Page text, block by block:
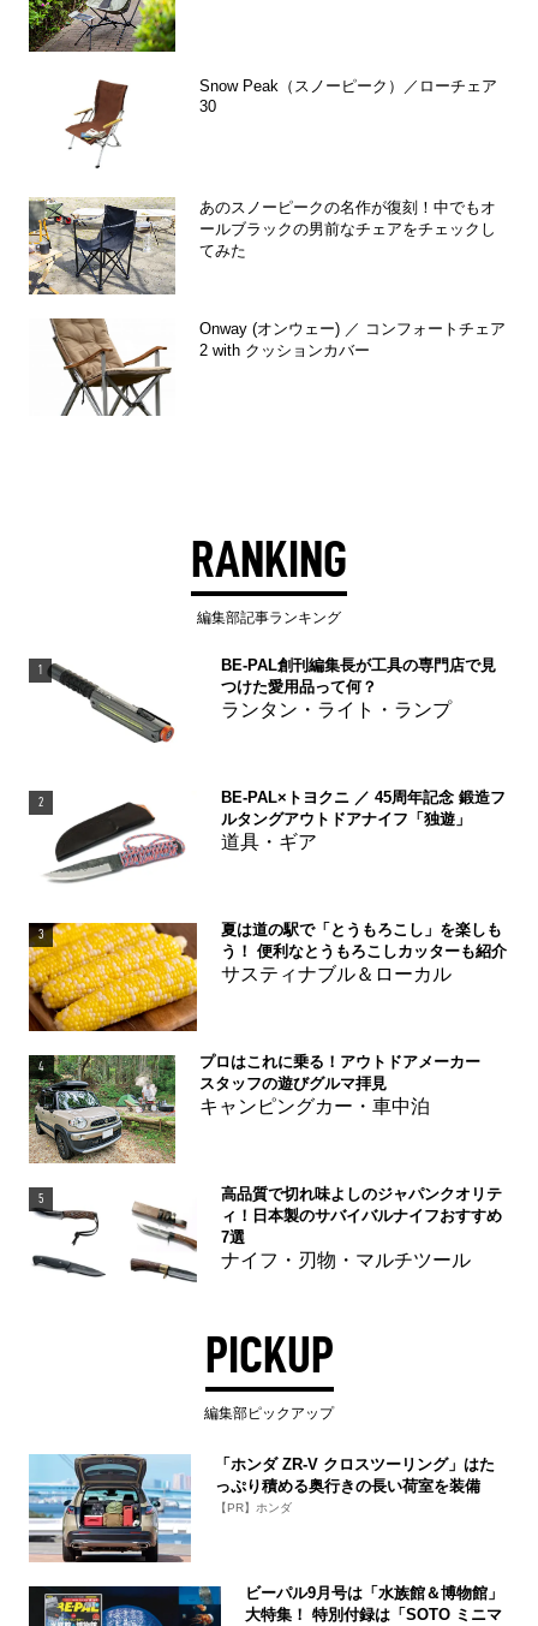
Snow Peak（スノーピーク）／ローチェア
30
あのスノーピークの名作が復刻！中でもオ
ールブラックの男前なチェアをチェックし
てみた
Onway (オンウェー) ／ コンフォートチェア
2 with クッションカバー
RANKING
編集部記事ランキング
1
BE-PAL創刊編集長が工具の専門店で見
つけた愛用品って何？
ランタン・ライト・ランプ
2
BE-PAL×トヨクニ ／ 45周年記念 鍛造フ
ルタングアウトドアナイフ「独遊」
道具・ギア
3
夏は道の駅で「とうもろこし」を楽しも
う！ 便利なとうもろこしカッターも紹介
サスティナブル＆ローカル
4
プロはこれに乗る！アウトドアメーカー
スタッフの遊びグルマ拝見
キャンピングカー・車中泊
5
高品質で切れ味よしのジャパンクオリテ
ィ！日本製のサバイバルナイフおすすめ
7選
ナイフ・刃物・マルチツール
PICKUP
編集部ピックアップ
「ホンダ ZR-V クロスツーリング」はた
っぷり積める奥行きの長い荷室を装備
【PR】ホンダ
ビーパル9月号は「水族館＆博物館」
大特集！ 特別付録は「SOTO ミニマ